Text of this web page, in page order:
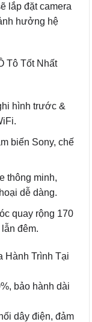
lắp đặt camera
hưởng hệ
Tô Tốt Nhất
hình trước &
biến Sony, chế
thông minh,
dễ dàng.
quay rộng 170
đêm.
Hành Trình Tại
bảo hành dài
dây điện, đảm